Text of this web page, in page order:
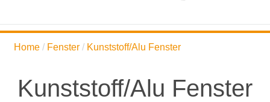
Home Fenster Kunststoff/Alu Fenster
Kunststoff/Alu Fenster